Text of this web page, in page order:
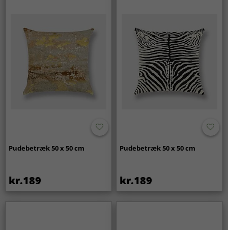
Pudebetræk 50 x 50 cm
kr.189
Pudebetræk 50 x 50 cm
kr.189